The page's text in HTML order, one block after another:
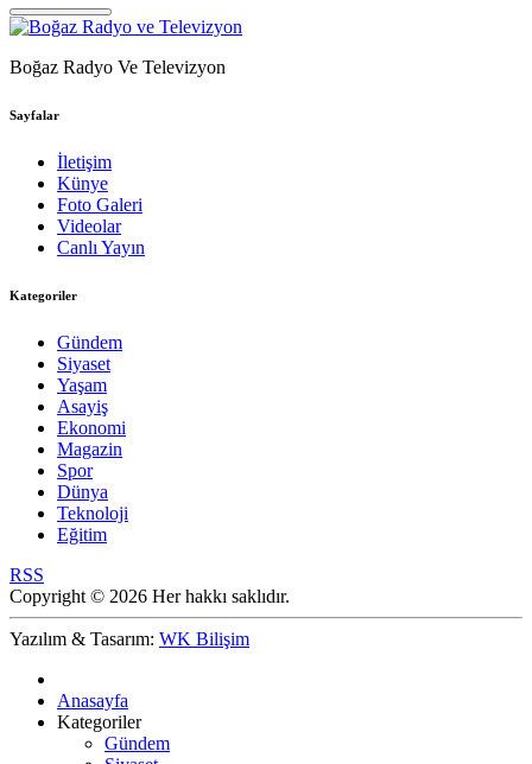
Boğaz Radyo Ve Televizyon
Sayfalar
İletişim
Künye
Foto Galeri
Videolar
Canlı Yayın
Kategoriler
Gündem
Siyaset
Yaşam
Asayiş
Ekonomi
Magazin
Spor
Dünya
Teknoloji
Eğitim
RSS
Copyright © 2026 Her hakkı saklıdır.
Yazılım & Tasarım: WK Bilişim
Anasayfa
Kategoriler
Gündem